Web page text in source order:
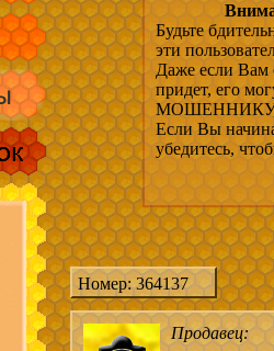
Будьте
эти
Даже если Вам
придет, его
МОШЕННИКУ,
Если Вы
убедитесь,
Номер: 364137
Продавец: